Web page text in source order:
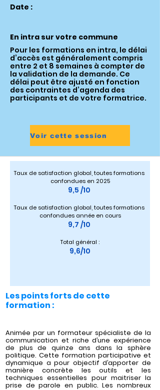
Date :
En intra sur votre commune
Pour les formations en intra, le délai
d’accès est généralement compris
entre 2 et 8 semaines à compter de
la validation de la demande. Ce
délai peut être ajusté en fonction
des contraintes d’agenda des
participants et de votre formatrice.
Voir cette session
Taux de satisfaction global, toutes formations
confondues en 2025
9,5 /10
Taux de satisfaction global, toutes formations
confondues année en cours
9,7 /10
Total général :
9,6/10
Les points forts de cette
formation :
Animée par un formateur spécialiste de la
communication et riche d’une expérience
de plus de quinze ans dans la sphère
politique. Cette formation participative et
dynamique a pour objectif d’apporter de
manière concrète les outils et les
techniques essentielles pour maitriser la
prise de parole en public. Les nombreux